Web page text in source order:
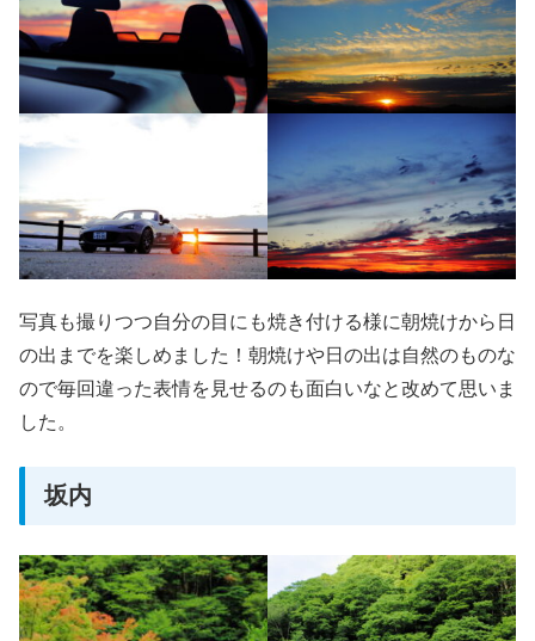
写真も撮りつつ自分の目にも焼き付ける様に朝焼けから日
の出までを楽しめました！朝焼けや日の出は自然のものな
ので毎回違った表情を見せるのも面白いなと改めて思いま
した。
坂内